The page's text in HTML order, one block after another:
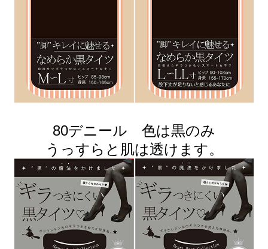
80デニール 色は黒のみ
うっすらと肌は透けます。